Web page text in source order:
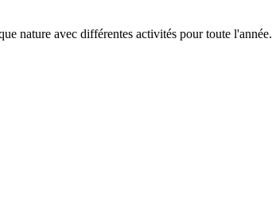
nature avec différentes activités pour toute l'année.